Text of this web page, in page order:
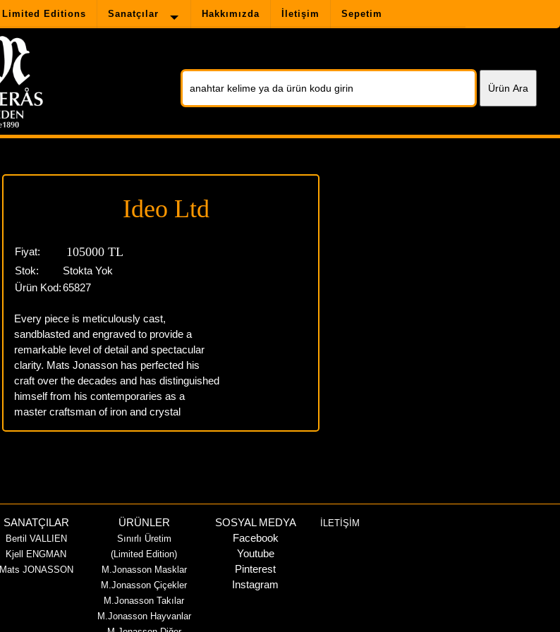
Limited Editions Sanatçılar Hakkımızda İletişim Sepetim
Ideo Ltd
Fiyat: 105000 TL
Stok:
Stokta Yok
Ürün Kod:65827
Every piece is meticulously cast,
sandblasted and engraved to provide a
remarkable level of detail and spectacular
clarity. Mats Jonasson has perfected his
craft over the decades and has distinguished
himself from his contemporaries as a
master craftsman of iron and crystal
SANATÇILAR
Bertil VALLIEN
Kjell ENGMAN
Mats JONASSON
ÜRÜNLER
Sınırlı Üretim
(Limited Edition)
M.Jonasson Masklar
M.Jonasson Çiçekler
M.Jonasson Takılar
M.Jonasson Hayvanlar
SOSYAL MEDYA
Facebook
Youtube
Pinterest
Instagram
İLETİŞİM